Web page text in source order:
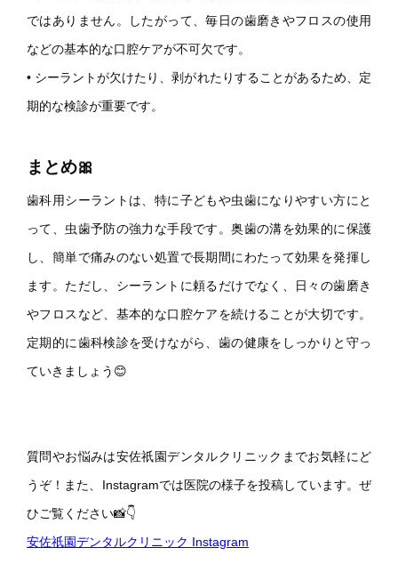
ではありません。したがって、毎日の歯磨きやフロスの使用
などの基本的な口腔ケアが不可欠です。
• シーラントが欠けたり、剥がれたりすることがあるため、定
期的な検診が重要です。
まとめ🎀
歯科用シーラントは、特に子どもや虫歯になりやすい方にと
って、虫歯予防の強力な手段です。奥歯の溝を効果的に保護
し、簡単で痛みのない処置で長期間にわたって効果を発揮し
ます。ただし、シーラントに頼るだけでなく、日々の歯磨き
やフロスなど、基本的な口腔ケアを続けることが大切です。
定期的に歯科検診を受けながら、歯の健康をしっかりと守っ
ていきましょう😊
質問やお悩みは安佐祇園デンタルクリニックまでお気軽にど
うぞ！また、Instagramでは医院の様子を投稿しています。ぜ
ひご覧ください📸👇
安佐祇園デンタルクリニック Instagram